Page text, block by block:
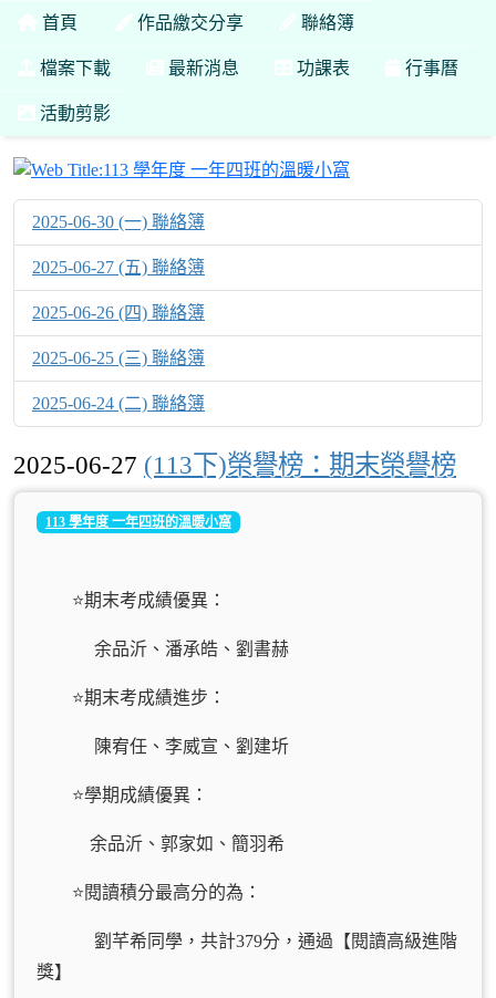
首頁 作品繳交分享 聯絡簿
檔案下載 最新消息 功課表 行事曆
活動剪影
2025-06-30 (一) 聯絡簿
2025-06-27 (五) 聯絡簿
2025-06-26 (四) 聯絡簿
2025-06-25 (三) 聯絡簿
2025-06-24 (二) 聯絡簿
2025-06-27 (113下)榮譽榜：期末榮譽榜
113 學年度 一年四班的溫暖小窩
⭐️期末考成績優異：
余品沂、潘承皓、劉書赫
⭐️期末考成績進步：
陳宥任、李威宣、劉建圻
⭐️學期成績優異：
余品沂、郭家如、簡羽希
⭐️閱讀積分最高分的為：
劉芊希同學，共計379分，通過【閱讀高級進階
獎】